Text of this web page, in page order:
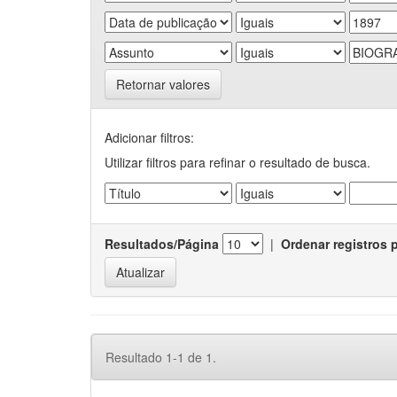
Retornar valores
Adicionar filtros:
Utilizar filtros para refinar o resultado de busca.
Resultados/Página | Ordenar registros
Resultado 1-1 de 1.